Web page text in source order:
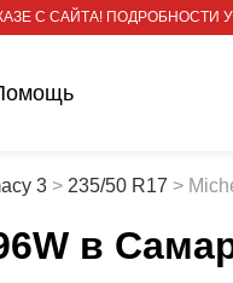
С САЙТА! ПОДРОБНОСТИ
3 > 235/50 R17 >
в